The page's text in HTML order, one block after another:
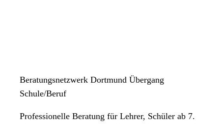
Beratungsnetzwerk Dortmund Übergang
Schule/Beruf
Professionelle Beratung für Lehrer, Schüler ab 7.